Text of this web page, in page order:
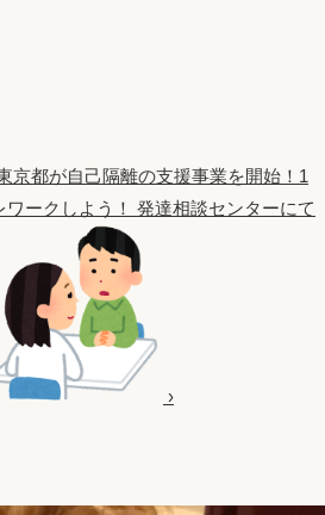
京都が自己隔離の支援事業を開始！1
ークしよう！ 発達相談センターにて
›